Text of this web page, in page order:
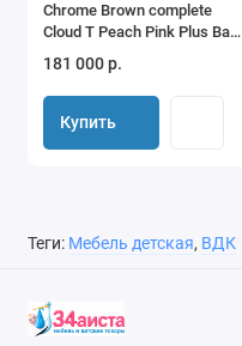
Chrome Brown complete
Cloud T Peach Pink Plus Base
T 4 в 1 Leaf Green
181 000 р.
Купить
Теги: Мебель детская, ВДК